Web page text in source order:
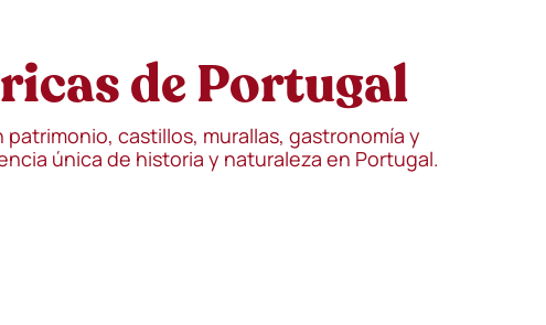
de Portugal
patrimonio, castillos, murallas, gastronomía y
única de historia y naturaleza en Portugal.